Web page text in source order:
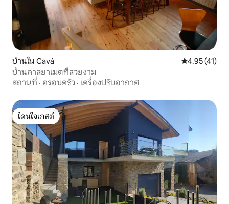
บ้านใน Cavá คะแนนเฉลี่ย
4.95 (41)
บ้านคาลยาเมตที่สวยงาม
สถานที่ · ครอบครัว · เครื่องปรับอากาศ
โดนใจเกสต์
โดนใจเกสต์